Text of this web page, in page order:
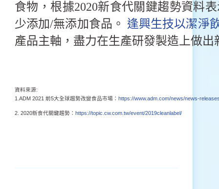
食物，根據2020新食代關鍵趨勢資料
少添加/無添加食品。 逢興生技以潔淨
產品主軸，盡力在生產研發製造上做出
資料來源:
1.ADM 2021 前5大全球趨勢改變食品市場： https://www.adm.com/news/news-
2. 2020新食代關鍵趨勢： https://topic.cw.com.tw/event/2019cleanlabel/